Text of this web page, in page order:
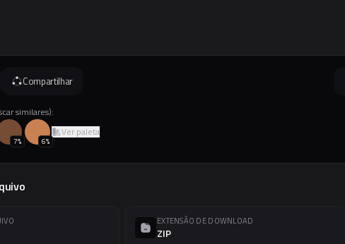
Compartilhar
similares):
7% 6%
Ver paleta
EXTENSÃO DE DOWNLOAD
ZIP